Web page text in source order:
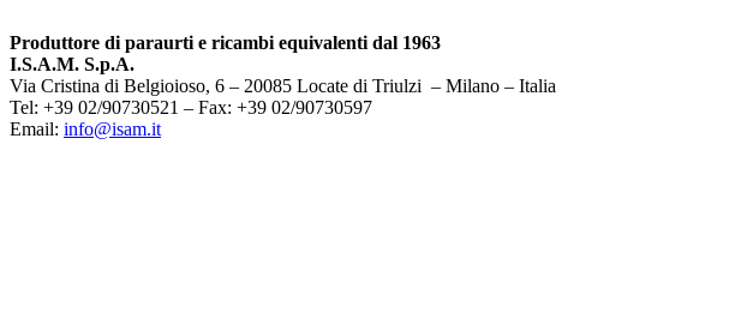
Produttore di paraurti e ricambi equivalenti dal 1963
I.S.A.M. S.p.A.
Via Cristina di Belgioioso, 6 – 20085 Locate di Triulzi – Milano – Italia
Tel: +39 02/90730521 – Fax: +39 02/90730597
Email: info@isam.it